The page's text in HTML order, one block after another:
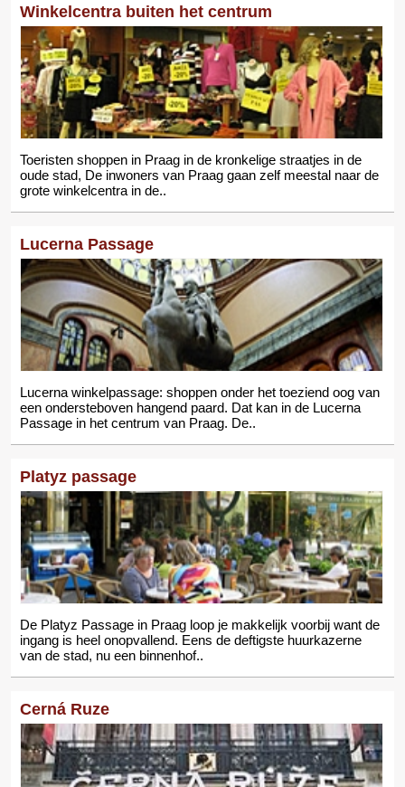
Winkelcentra buiten het centrum
Toeristen shoppen in Praag in de kronkelige straatjes in de
oude stad, De inwoners van Praag gaan zelf meestal naar de
grote winkelcentra in de..
Lucerna Passage
Lucerna winkelpassage: shoppen onder het toeziend oog van
een ondersteboven hangend paard. Dat kan in de Lucerna
Passage in het centrum van Praag. De..
Platyz passage
De Platyz Passage in Praag loop je makkelijk voorbij want de
ingang is heel onopvallend. Eens de deftigste huurkazerne
van de stad, nu een binnenhof..
Cerná Ruze